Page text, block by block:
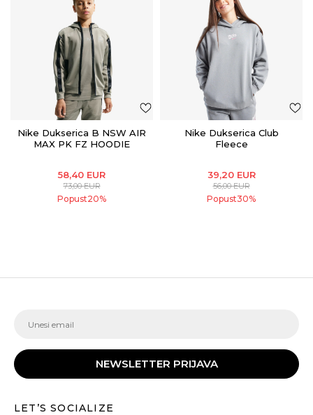
Nike Dukserica B NSW AIR
MAX PK FZ HOODIE
58,40 EUR
73,00EUR
Popust20%
Nike Dukserica Club
Fleece
39,20 EUR
56,00EUR
Popust30%
NEWSLETTER PRIJAVA
LET’S SOCIALIZE